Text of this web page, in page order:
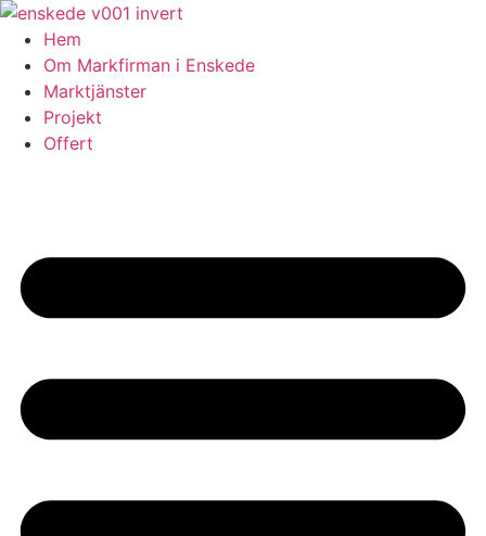
Skip
content
Hem
Om Markfirman i Enskede
Marktjänster
Projekt
Offert